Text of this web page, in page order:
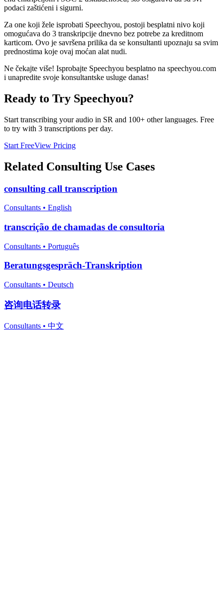
podaci zaštićeni i sigurni.
Za one koji žele isprobati Speechyou, postoji besplatni nivo koji
omogućava do 3 transkripcije dnevno bez potrebe za kreditnom
karticom. Ovo je savršena prilika da se konsultanti upoznaju sa svim
prednostima koje ovaj moćan alat nudi.
Ne čekajte više! Isprobajte Speechyou besplatno na speechyou.com
i unapredite svoje konsultantske usluge danas!
Ready to Try Speechyou?
Start transcribing your audio in SR and 100+ other languages. Free
to try with 3 transcriptions per day.
Start FreeView Pricing
Related Consulting Use Cases
consulting call transcription
Consultants • English
transcrição de chamadas de consultoria
Consultants • Português
Beratungsgespräch-Transkription
Consultants • Deutsch
咨询电话转录
Consultants • 中文